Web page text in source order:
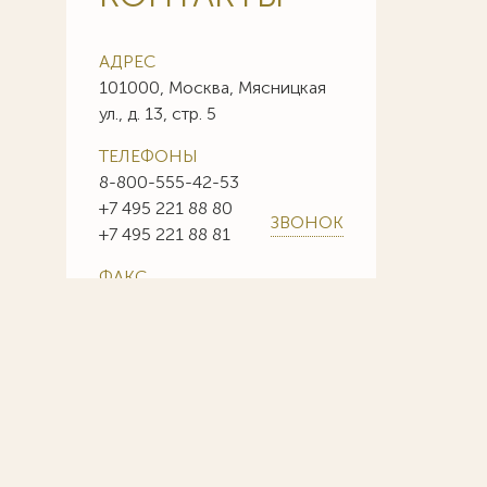
АДРЕС
101000, Москва, Мясницкая
ул., д. 13, стр. 5
ТЕЛЕФОНЫ
8-800-555-42-53
+7 495 221 88 80
+7 495 221 88 81
ЗВОНОК
ФАКС